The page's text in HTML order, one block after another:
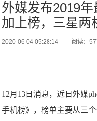
外媒发布2019
加上榜，三星两
2020-06-04 05:28:14 阅读：
12月13日消息，近日外媒
手机榜》，榜单主要从三